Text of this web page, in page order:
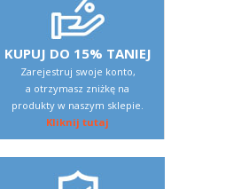
KUPUJ DO 15% TANIEJ
Zarejestruj swoje konto,
a otrzymasz zniżkę na
produkty w naszym sklepie.
Kliknij tutaj